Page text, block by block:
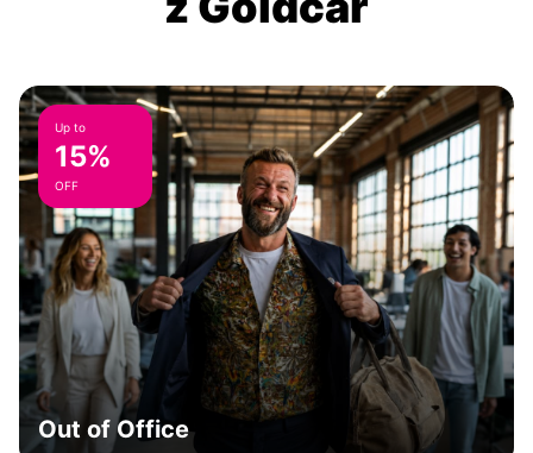
Up to
15%
OFF
Out of Office